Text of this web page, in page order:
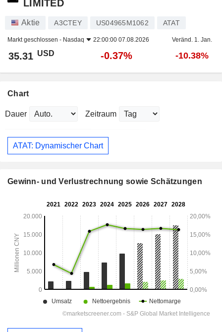
LIMITED
Aktie A3CTEY US04965M1062 ATAT
Markt geschlossen - Nasdaq 22:00:00 07.08.2026 Veränd. 1. Jan.
35.31 USD -0.37% -10.38%
Chart
Dauer Zeitraum
ATAT: Dynamischer Chart
Gewinn- und Verlustrechnung sowie Schätzungen